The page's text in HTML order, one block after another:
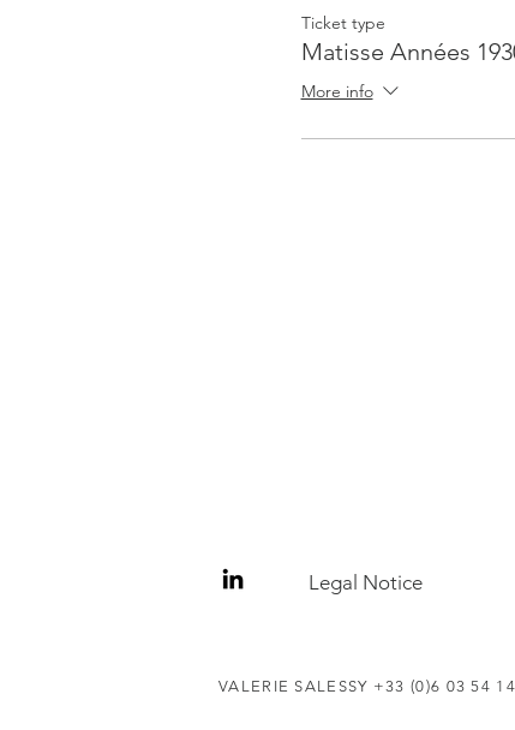
Ticket type
Matisse Années
More info
Legal Notice
VALERIE SALESSY +33 (0)6 03 54